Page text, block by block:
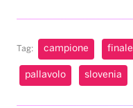
Tag: campione finale
pallavolo slovenia